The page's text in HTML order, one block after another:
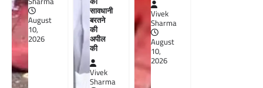
August
10,
2026
सावधानी
बरतने
की
अपील
की
Vivek
Sharma
Vivek
Sharma
August
10,
2026